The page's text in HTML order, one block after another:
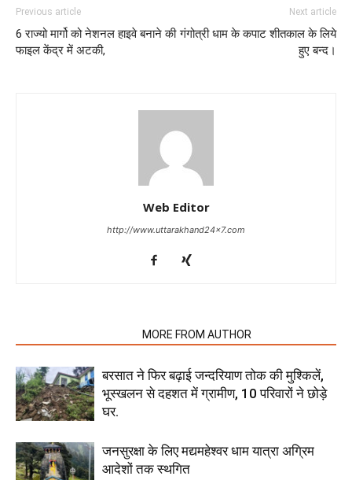
Previous article
6 राज्यो मार्गो को नेशनल हाइवे बनाने की
फाइल केंद्र में अटकी,
Next article
गंगोत्री धाम के कपाट शीतकाल के लिये
हुए बन्द।
Web Editor
http://www.uttarakhand24x7.com
MORE FROM AUTHOR
बरसात ने फिर बढ़ाई जन्दरियाण तोक की मुश्किलें,
भूस्खलन से दहशत में ग्रामीण, 10 परिवारों ने छोड़े
घर.
जनसुरक्षा के लिए मद्यमहेश्वर धाम यात्रा अग्रिम
आदेशों तक स्थगित